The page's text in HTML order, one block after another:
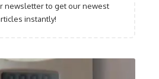
newsletter to get our newest
instantly!